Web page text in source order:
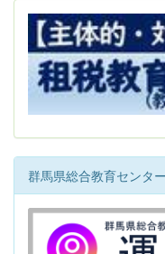
群馬県総合教育センタ